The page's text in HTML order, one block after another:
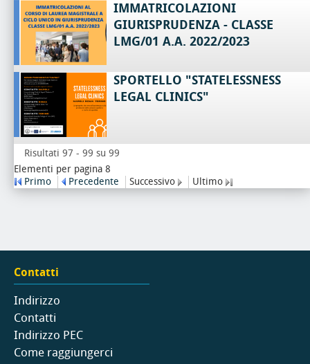
IMMATRICOLAZIONI
GIURISPRUDENZA - CLASSE
LMG/01 A.A. 2022/2023
SPORTELLO "STATELESSNESS
LEGAL CLINICS"
Risultati 97 - 99 su 99
Elementi per pagina 8
Primo
Precedente Successivo Ultimo
Contatti
Indirizzo
Contatti
Indirizzo PEC
Come raggiungerci